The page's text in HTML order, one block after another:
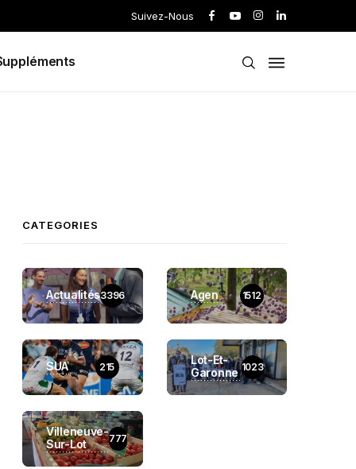
Suivez-Nous
CATEGORIES
Actualités3396 Agen 1512
SUA 215
Lot-Et-
Garonne 1023
Villeneuve-
Sur-Lot
777